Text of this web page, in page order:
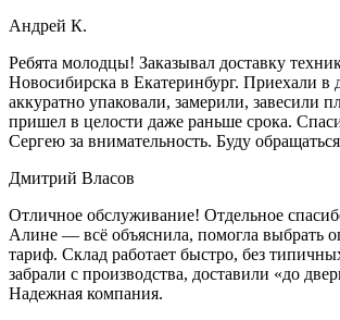
Андрей К.
Ребята молодцы! Заказывал доставку
Новосибирска в Екатеринбург. Приехали в
аккуратно упаковали, замерили, завесили
пришел в целости даже раньше срока.
Сергею за внимательность. Буду
Дмитрий Власов
Отличное обслуживание! Отдельное
Алине — всё объяснила, помогла выбрать
тариф. Склад работает быстро, без
забрали с производства, доставили «до
Надежная компания.